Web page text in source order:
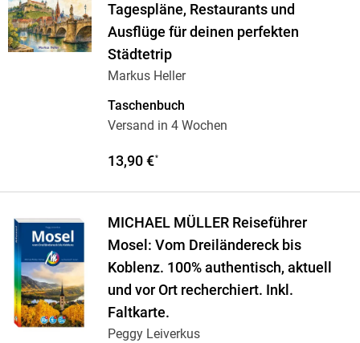
Tagespläne, Restaurants und
Ausflüge für deinen perfekten
Städtetrip
Markus Heller
Taschenbuch
Versand in 4 Wochen
13,90 €*
MICHAEL MÜLLER Reiseführer
Mosel: Vom Dreiländereck bis
Koblenz. 100% authentisch, aktuell
und vor Ort recherchiert. Inkl.
Faltkarte.
Peggy Leiverkus